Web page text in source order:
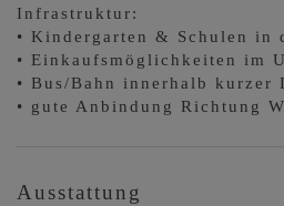
Infrastruktur:
• Kindergarten & Schulen in
• Einkaufsmöglichkeiten im
• Bus/Bahn innerhalb kurzer
• gute Anbindung Richtung
Ausstattung